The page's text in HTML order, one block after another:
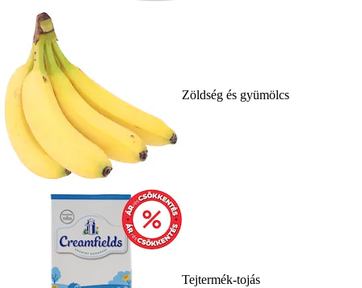
Zöldség és gyümölcs
Tejtermék-tojás